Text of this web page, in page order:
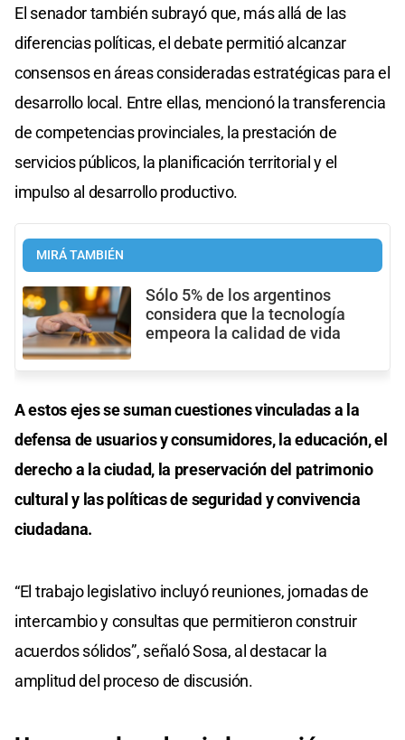
El senador también subrayó que, más allá de las
diferencias políticas, el debate permitió alcanzar
consensos en áreas consideradas estratégicas para el
desarrollo local. Entre ellas, mencionó la transferencia
de competencias provinciales, la prestación de
servicios públicos, la planificación territorial y el
impulso al desarrollo productivo.
MIRÁ TAMBIÉN
Sólo 5% de los argentinos
considera que la tecnología
empeora la calidad de vida
A estos ejes se suman cuestiones vinculadas a la
defensa de usuarios y consumidores, la educación, el
derecho a la ciudad, la preservación del patrimonio
cultural y las políticas de seguridad y convivencia
ciudadana.
“El trabajo legislativo incluyó reuniones, jornadas de
intercambio y consultas que permitieron construir
acuerdos sólidos”, señaló Sosa, al destacar la
amplitud del proceso de discusión.